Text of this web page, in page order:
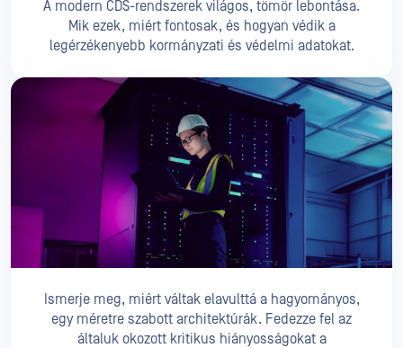
A modern CDS-rendszerek világos, tömör lebontása.
Mik ezek, miért fontosak, és hogyan védik a
legérzékenyebb kormányzati és védelmi adatokat.
Ismerje meg, miért váltak elavulttá a hagyományos,
egy méretre szabott architektúrák. Fedezze fel az
általuk okozott kritikus hiányosságokat a